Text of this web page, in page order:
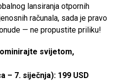
lansiranja otpornih
računala, sada je pravo
— ne propustite priliku!
svijetom,
– 7. siječnja): 199 USD